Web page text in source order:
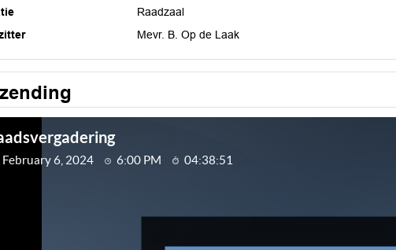
Raadzaal
Mevr. B. Op de Laak